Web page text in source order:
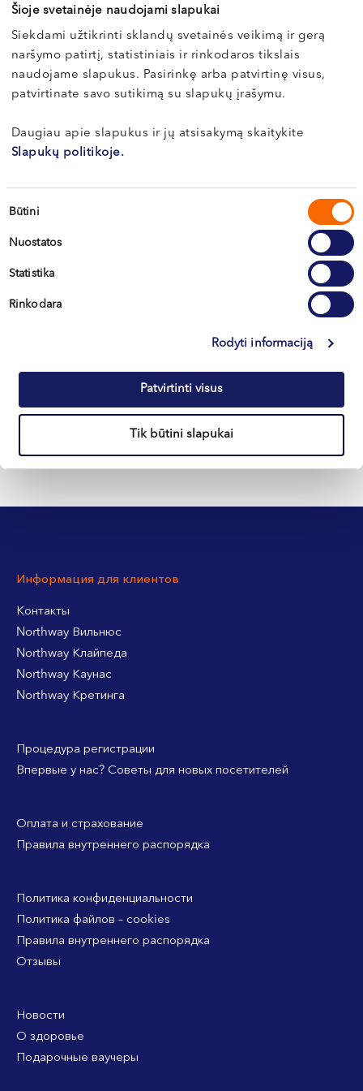
Šioje svetainėje naudojami slapukai
Siekdami užtikrinti sklandų svetainės veikimą ir gerą
naršymo patirtį, statistiniais ir rinkodaros tikslais
naudojame slapukus. Pasirinkę arba patvirtinę visus,
patvirtinate savo sutikimą su slapukų įrašymu.
Daugiau apie slapukus ir jų atsisakymą skaitykite
Slapukų politikoje.
Sutikimo
Būtini
Nuostatos
Statistika
Rinkodara
Rodyti informaciją
Patvirtinti visus
Tik būtini slapukai
VI, VII --
+370 633 30 303
Информация для клиентов
Контакты
Northway Вильнюс
Northway Клайпеда
Northway Каунас
Northway Кретинга
Процедура регистрации
Впервые у нас? Советы для новых посетителей
Оплата и страхование
Правила внутреннего распорядка
Политика конфиденциальности
Политика файлов – cookies
Правила внутреннего распорядка
Отзывы
Новости
О здоровье
Подарочные ваучеры